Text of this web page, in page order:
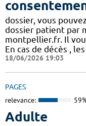
dossier, vous
dossier patient par
montpellier.fr. Il
En cas de décès ,
18/06/2026 19:03
PAGES
relevance:
Adulte